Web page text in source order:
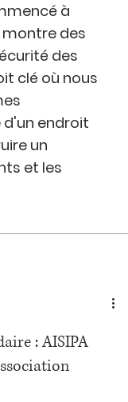
à
montre des
des
clé où nous
endroit
un
et les
: AISIPA